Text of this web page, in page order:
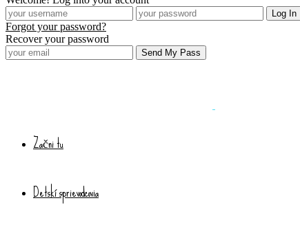
Forgot your password?
Recover your password
Začni tu
Detskí sprievodcovia